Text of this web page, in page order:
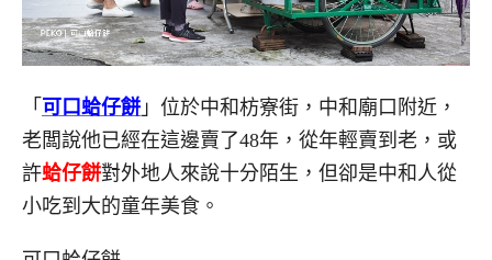
「 可口蛤仔餅 」位於中和枋寮街，中和廟口附近，
老闆說他已經在這邊賣了48年，從年輕賣到老，或
許蛤仔餅對外地人來說十分陌生，但卻是中和人從
小吃到大的童年美食。